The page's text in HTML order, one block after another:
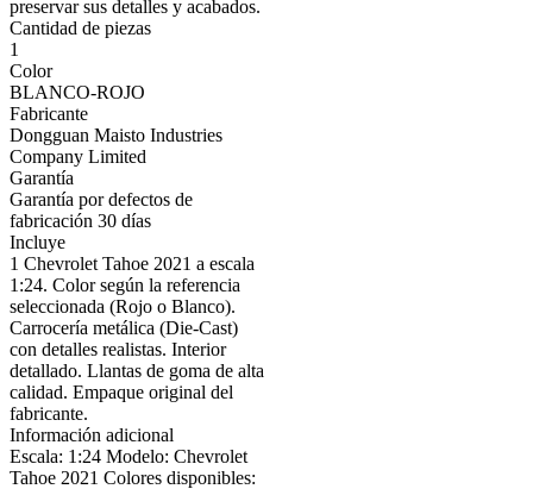
preservar sus detalles y acabados.
Cantidad de piezas
1
Color
BLANCO-ROJO
Fabricante
Dongguan Maisto Industries
Company Limited
Garantía
Garantía por defectos de
fabricación 30 días
Incluye
1 Chevrolet Tahoe 2021 a escala
1:24. Color según la referencia
seleccionada (Rojo o Blanco).
Carrocería metálica (Die-Cast)
con detalles realistas. Interior
detallado. Llantas de goma de alta
calidad. Empaque original del
fabricante.
Información adicional
Escala: 1:24 Modelo: Chevrolet
Tahoe 2021 Colores disponibles: